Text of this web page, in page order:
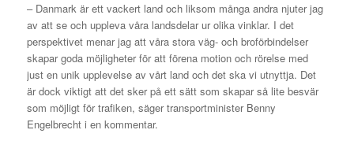
– Danmark är ett vackert land och liksom många andra njuter jag
av att se och uppleva våra landsdelar ur olika vinklar. I det
perspektivet menar jag att våra stora väg- och broförbindelser
skapar goda möjligheter för att förena motion och rörelse med
just en unik upplevelse av vårt land och det ska vi utnyttja. Det
är dock viktigt att det sker på ett sätt som skapar så lite besvär
som möjligt för trafiken, säger transportminister Benny
Engelbrecht i en kommentar.